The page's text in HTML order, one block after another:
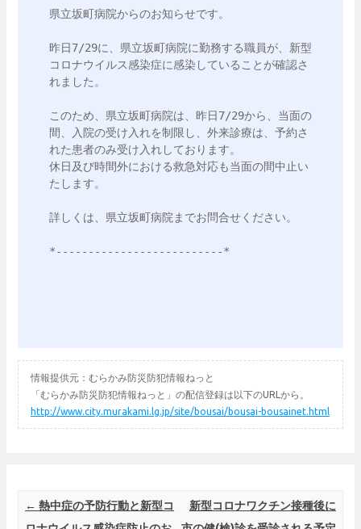
県立坂町病院からのお知らせです。
昨日7/29に、県立坂町病院に勤務する職員が、新型
コロナウイルス感染症に感染していることが確認さ
れました。
このため、県立坂町病院は、昨日7/29から、当面の
間、入院の受け入れを制限し、外来診療は、予約さ
れた患者のみ受け入れしております。
休日及び時間外における救急対応も当面の間中止い
たします。
詳しくは、県立坂町病院までお問合せください。
*--------------------------*
情報提供元：むらかみ防災防犯情報ねっと
「むらかみ防災防犯情報ねっと」の配信登録は以下のURLから。
http://www.city.murakami.lg.jp/site/bousai/bousai-bousainet.html
Post navigation
← 熱中症の予防行動と新型コ
新型コロナワクチン接種後に